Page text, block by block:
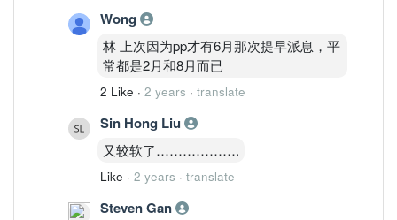
Wong
林 上次因为pp才有6月那次提早派息，平
常都是2月和8月而已
2 Like · 2 years · translate
Sin Hong Liu
又较软了……………….
Like · 2 years · translate
Steven Gan